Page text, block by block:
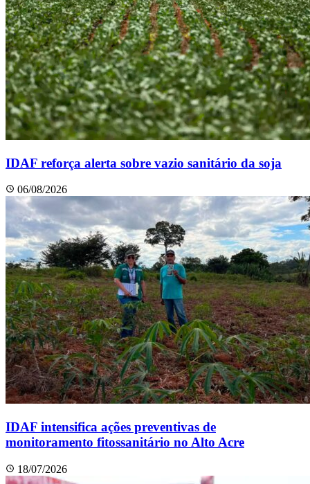
IDAF reforça alerta sobre vazio sanitário da soja
06/08/2026
IDAF intensifica ações preventivas de
monitoramento fitossanitário no Alto Acre
18/07/2026